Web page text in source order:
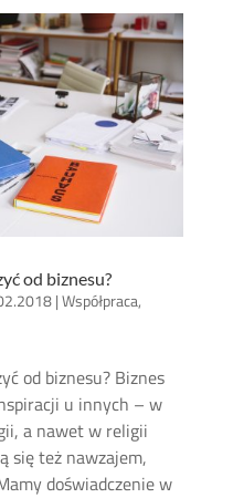
od biznesu?
|Współpraca,
od biznesu? Biznes
u innych – w
a nawet w religii
się też nawzajem,
doświadczenie w